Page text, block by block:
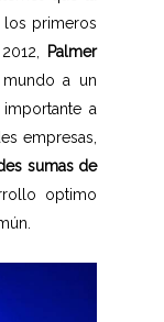
los primeros
Palmer
a un
a
empresas,
sumas de
optimo